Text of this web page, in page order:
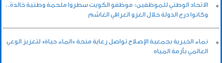
الاتحاد الوطني للموظفين: موظفو الكويت سطروا ملحمة وطنية خالدة..
وكانوا درع الدولة خلال الغزو العراقي الغاشم
نماء الخيرية بجمعية الإصلاح تواصل رعاية منحة «الماء حياة» لتعزيز الوعي
العالمي بأزمة المياه